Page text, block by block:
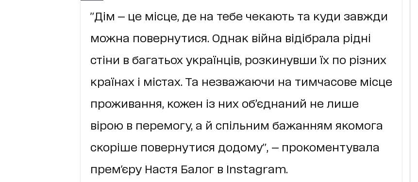
"Дім — це місце, де на тебе чекають та куди завжди
можна повернутися. Однак війна відібрала рідні
стіни в багатьох українців, розкинувши їх по різних
країнах і містах. Та незважаючи на тимчасове місце
проживання, кожен із них об’єднаний не лише
вірою в перемогу, а й спільним бажанням якомога
скоріше повернутися додому", — прокоментувала
прем'єру Настя Балог в Instagram.